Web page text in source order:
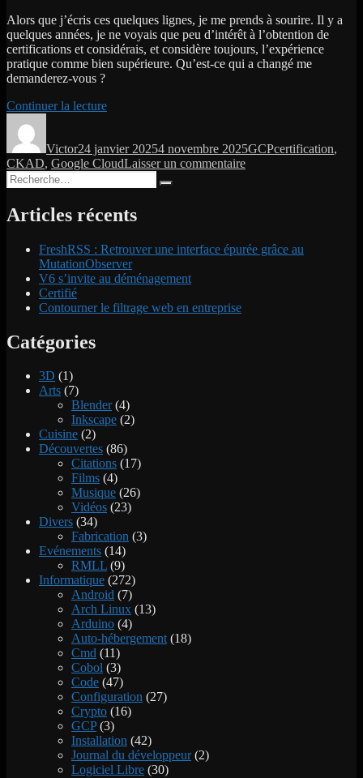
Alors que j’écris ces quelques lignes, je me prends à sourire. Il y a
quelques années, je ne voyais que peu d’intérêt à l’obtention de
certifications et considérais, et considère toujours, l’expérience
pratique comme bien supérieure. Qu’est-ce qui a changé me
demanderez-vous ?
Continuer la lecturede
Victor24 janvier 20254 novembre 2025GCPcertification,
CKAD, Google CloudLaisser un commentairesur
Recherche
pour :
Articles récents
FreshRSS : Retrouver une interface épurée grâce au
MutationObserver
V6 s’invite au déménagement
Certifié
Contourner le filtrage web en entreprise
Catégories
3D (1)
Arts (7)
Blender(4)
Inkscape (2)
Cuisine (2)
Découvertes (86)
Citations (17)
Films (4)
Musique (26)
Vidéos (23)
Divers (34)
Fabrication (3)
Evénements (14)
RMLL (9)
Informatique (272)
Android (7)
Arch Linux (13)
Arduino (4)
Auto-hébergement(18)
Cmd (11)
Cobol (3)
Code (47)
Configuration (27)
Crypto (16)
GCP(3)
Installation (42)
Journal du développeur(2)
Logiciel Libre (30)